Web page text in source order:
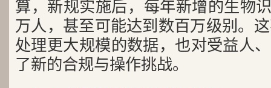
算，新规实施后，每年新增的生物
万人，甚至可能达到数百万级别。
处理更大规模的数据，也对受益人
了新的合规与操作挑战。